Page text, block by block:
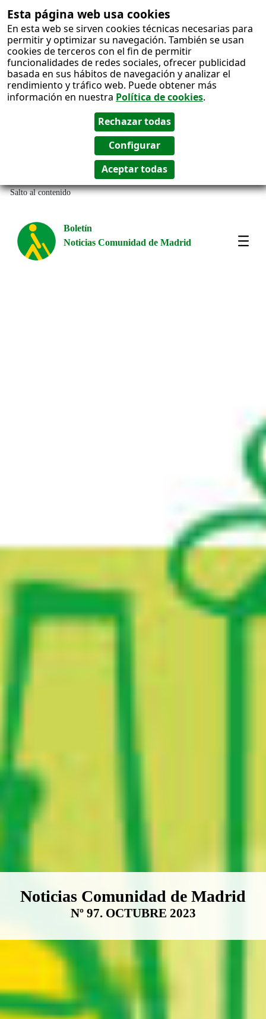
Esta página web usa cookies
En esta web se sirven cookies técnicas necesarias para
permitir y optimizar su navegación. También se usan
cookies de terceros con el fin de permitir
funcionalidades de redes sociales, ofrecer publicidad
basada en sus hábitos de navegación y analizar el
rendimiento y tráfico web. Puede obtener más
información en nuestra Política de cookies.
Salto al contenido
Boletín
Noticias Comunidad de Madrid
Boletín Noticias Comunidad de
Noticias Comunidad de Madrid
Nº 97. OCTUBRE 2023